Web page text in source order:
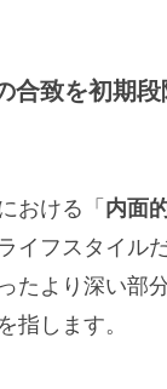
合致を初期
おける「 内面
イフスタイル
たより深い部
指します。